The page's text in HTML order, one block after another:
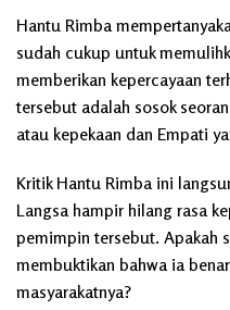
Hantu Rimba
sudah cukup untuk
memberikan kepercayaan
tersebut adalah sosok
atau kepekaan dan Empati
Kritik Hantu Rimba ini
Langsa hampir hilang rasa
pemimpin tersebut. Apakah
membuktikan bahwa ia
masyarakatnya?